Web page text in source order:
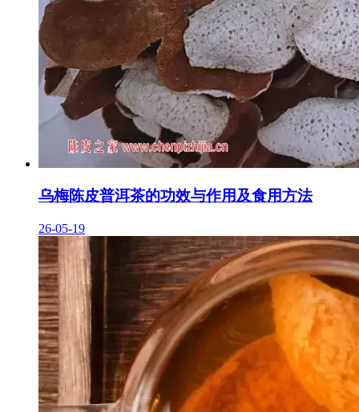
乌梅陈皮普洱茶的功效与作用及食用方法
26-05-19